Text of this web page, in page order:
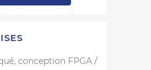
conception FPGA /